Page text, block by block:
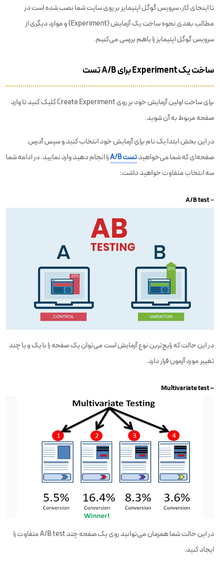
تا اینجای کار، سرویس گوگل اپتیمایز بر روی سایت شما نصب شده است در
مطالب بعدی نحوه ساخت یک آزمایش (Experiment) و موارد دیگری از
سرویس گوگل اپتیمایز را باهم بررسی می‌کنیم.
ساخت یک Experiment برای A/B تست
برای ساخت اولین آزمایش خود بر روی Create Experiment کلیک کنید تا وارد
صفحه مربوط به آن شوید.
در این بخش ابتدا یک نام برای آزمایش خود انتخاب کنید و سپس آدرس
صفحه‌ای که شما می‌خواهیدتست A/B
را انجام دهید وارد نمایید. در ادامه شما
سه انتخاب متفاوت خواهید داشت:
–
A/B test
در این حالت که رایج‌ترین نوع آزمایش است می‌توان یک صفحه را با یک و یا چند
تغییر مورد آزمون قرار دارد.
– Multivariate test
در این حالت شما همزمان می‌توانید روی یک صفحه چند A/B test متفاوت را
ایجاد کنید.